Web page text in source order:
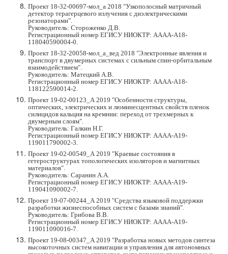
Проект 18-32-00697-мол_а 2018 "Узкополосный матричный
детектор терагерцевого излучения с диэлектрическими
резонаторами".
Руководитель: Стороженко Д.В.
Регистрационный номер ЕГИСУ НИОКТР: АААА-А18-
118040590004-0.
Проект 18-32-20058-мол_а_вед 2018 "Электронные явления и
транспорт в двумерных системах с сильным спин-орбитальным
взаимодействием".
Руководитель: Матецкий А.В.
Регистрационный номер ЕГИСУ НИОКТР: АААА-А18-
118122590014-2.
Проект 19-02-00123_А 2019 "Особенности структуры,
оптических, электрических и люминесцентных свойств пленок
силицидов кальция на кремнии: переход от трехмерных к
двумерным слоям".
Руководитель: Галкин Н.Г.
Регистрационный номер ЕГИСУ НИОКТР: АААА-А19-
119011790002-3.
Проект 19-02-00549_А 2019 "Краевые состояния в
гетероструктурах топологических изоляторов и магнитных
материалов".
Руководитель: Саранин А.А.
Регистрационный номер ЕГИСУ НИОКТР: АААА-А19-
119041090002-7.
Проект 19-07-00244_А 2019 "Средства языковой поддержки
разработки жизнеспособных систем с базами знаний".
Руководитель: Грибова В.В.
Регистрационный номер ЕГИСУ НИОКТР: АААА-А19-
119011090016-7.
Проект 19-08-00347_А 2019 "Разработка новых методов синтеза
высокоточных систем навигации и управления для автономных